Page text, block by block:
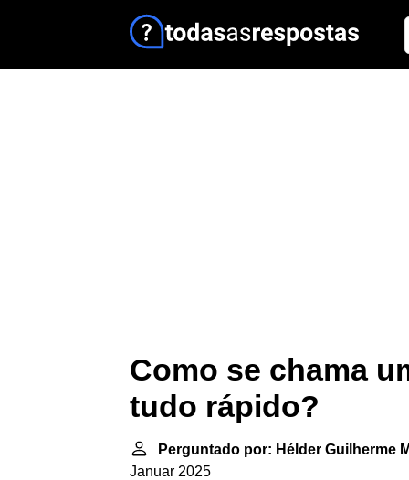
Como se chama
tudo rápido?
Perguntado por: Hélder Guilherme
Januar 2025